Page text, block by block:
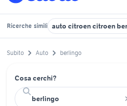
Ricerche simili auto citroen citroen
Subito Auto berlingo
Cosa cerchi?